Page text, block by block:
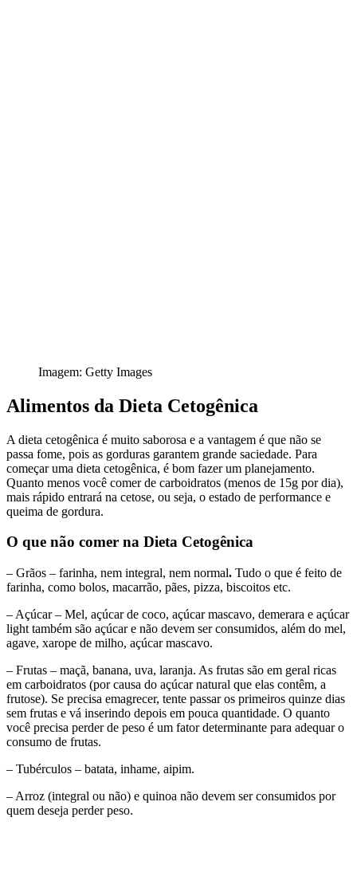
Imagem: Getty Images
Alimentos da Dieta Cetogênica
A dieta cetogênica é muito saborosa e a vantagem é que não se
passa fome, pois as gorduras garantem grande saciedade. Para
começar uma dieta cetogênica, é bom fazer um planejamento.
Quanto menos você comer de carboidratos (menos de 15g por dia),
mais rápido entrará na cetose, ou seja, o estado de performance e
queima de gordura.
O que não comer na Dieta Cetogênica
– Grãos – farinha, nem integral, nem normal. Tudo o que é feito de
farinha, como bolos, macarrão, pães, pizza, biscoitos etc.
– Açúcar – Mel, açúcar de coco, açúcar mascavo, demerara e açúcar
light também são açúcar e não devem ser consumidos, além do mel,
agave, xarope de milho, açúcar mascavo.
– Frutas – maçã, banana, uva, laranja. As frutas são em geral ricas
em carboidratos (por causa do açúcar natural que elas contêm, a
frutose). Se precisa emagrecer, tente passar os primeiros quinze dias
sem frutas e vá inserindo depois em pouca quantidade. O quanto
você precisa perder de peso é um fator determinante para adequar o
consumo de frutas.
– Tubérculos – batata, inhame, aipim.
– Arroz (integral ou não) e quinoa não devem ser consumidos por
quem deseja perder peso.